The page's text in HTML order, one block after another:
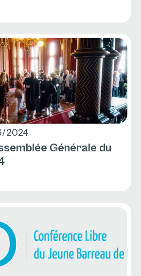
2024
Générale du